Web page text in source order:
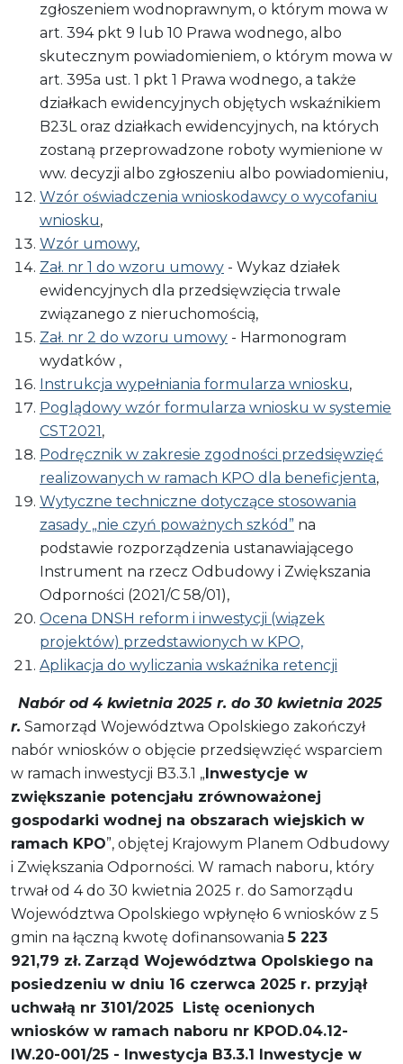
zgłoszeniem wodnoprawnym, o którym mowa w
art. 394 pkt 9 lub 10 Prawa wodnego, albo
skutecznym powiadomieniem, o którym mowa w
art. 395a ust. 1 pkt 1 Prawa wodnego, a także
działkach ewidencyjnych objętych wskaźnikiem
B23L oraz działkach ewidencyjnych, na których
zostaną przeprowadzone roboty wymienione w
ww. decyzji albo zgłoszeniu albo powiadomieniu,
Wzór oświadczenia wnioskodawcy o wycofaniu
wniosku,
Wzór umowy,
Zał. nr 1 do wzoru umowy - Wykaz działek
ewidencyjnych dla przedsięwzięcia trwale
związanego z nieruchomością,
Zał. nr 2 do wzoru umowy - Harmonogram
wydatków ,
Instrukcja wypełniania formularza wniosku,
Poglądowy wzór formularza wniosku w systemie
CST2021,
Podręcznik w zakresie zgodności przedsięwzięć
realizowanych w ramach KPO dla beneficjenta,
Wytyczne techniczne dotyczące stosowania
zasady „nie czyń poważnych szkód” na
podstawie rozporządzenia ustanawiającego
Instrument na rzecz Odbudowy i Zwiększania
Odporności (2021/C 58/01),
Ocena DNSH reform i inwestycji (wiązek
projektów) przedstawionych w KPO,
Aplikacja do wyliczania wskaźnika retencji
Nabór od 4 kwietnia 2025 r. do 30 kwietnia 2025
r. Samorząd Województwa Opolskiego zakończył
nabór wniosków o objęcie przedsięwzięć wsparciem
w ramach inwestycji B3.3.1 „Inwestycje w
zwiększanie potencjału zrównoważonej
gospodarki wodnej na obszarach wiejskich w
ramach KPO”, objętej Krajowym Planem Odbudowy
i Zwiększania Odporności. W ramach naboru, który
trwał od 4 do 30 kwietnia 2025 r. do Samorządu
Województwa Opolskiego wpłynęło 6 wniosków z 5
gmin na łączną kwotę dofinansowania5 223
921,79 zł. Zarząd Województwa Opolskiego na
posiedzeniu w dniu 16 czerwca 2025 r. przyjął
uchwałą nr 3101/2025 Listę ocenionych
wniosków w ramach naboru nr KPOD.04.12-
IW.20-001/25 - Inwestycja B3.3.1 Inwestycje w